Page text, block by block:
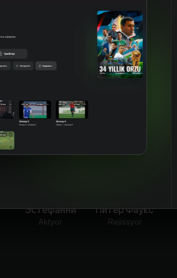
Эстефанни
Aktyor
Питер Фаукс
Rejissyor